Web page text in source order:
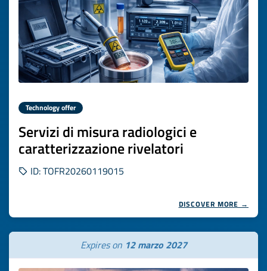
Technology offer
Servizi di misura radiologici e
caratterizzazione rivelatori
ID: TOFR20260119015
DISCOVER MORE →
Expires on 12 marzo 2027